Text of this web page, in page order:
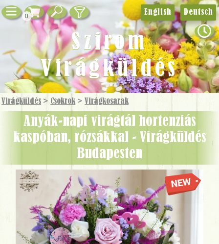
0
Virágküldés > Csokrok > Virág­kosarak
Anyák-napi virágtál hortenziás
kaspóban, rózsákkal - Virágküldés
Budapesten
English Deutsch
Szirom
Virágküldés